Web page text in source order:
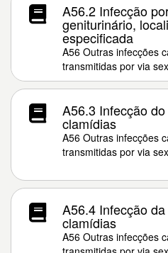
A56.2 Infecção
geniturinário,
especificada
A56 Outras infecções
transmitidas por via
A56.3 Infecção
clamídias
A56 Outras infecções
transmitidas por via
A56.4 Infecção
clamídias
A56 Outras infecções